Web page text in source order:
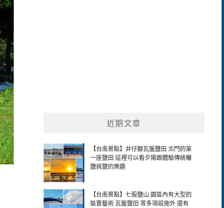
近期文章
【台南景點】井仔腳瓦盤鹽田 北門的第
一座鹽田 這裡可以看夕陽跟體驗傳統曬
鹽挑鹽的樂趣
【台南景點】七股鹽山 園區內有大型的
裝置藝術 瓦盤鹽田 等多項設施外 還有